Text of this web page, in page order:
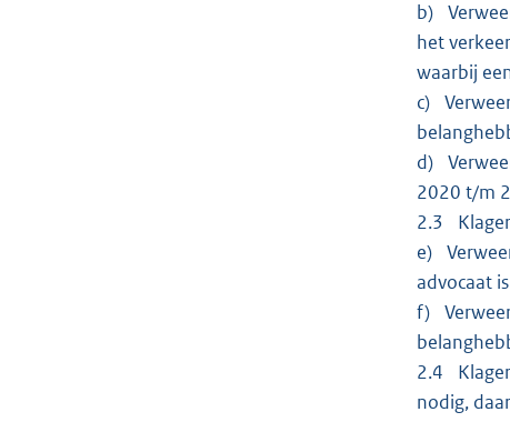
b)
het
waarbij
c)
d)
2020 t/m
2.3
e)
advocaat
f)
2.4
nodig,